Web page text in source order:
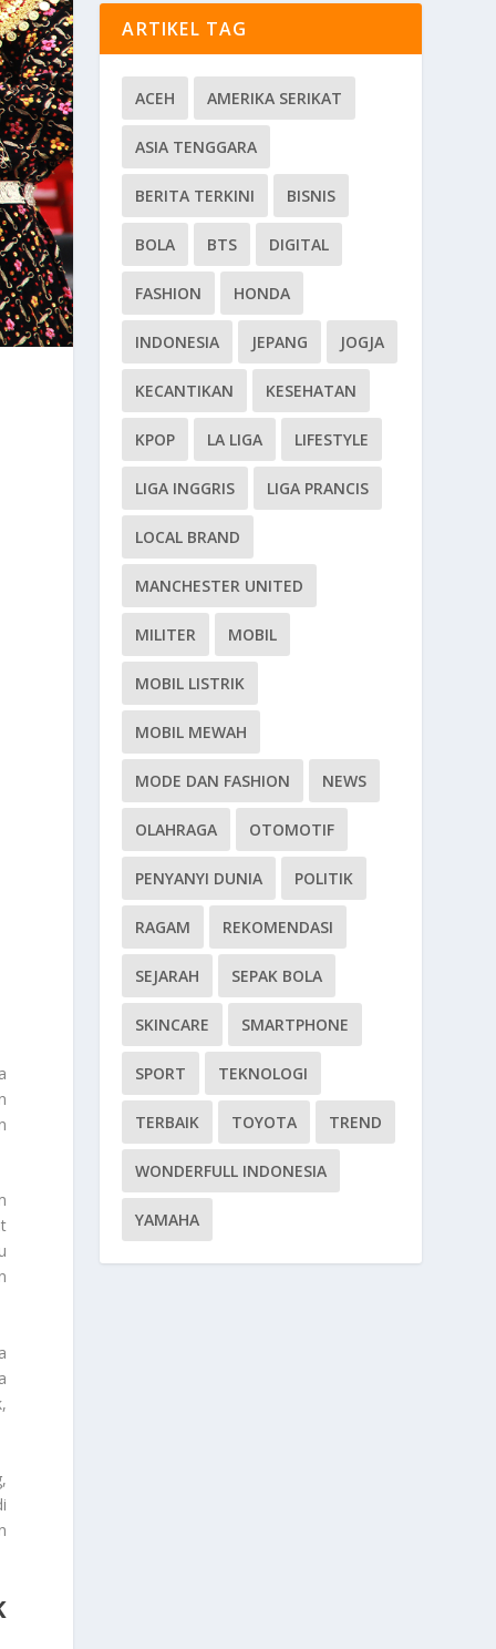
ARTIKEL TAG
ACEH AMERIKA SERIKAT
ASIA TENGGARA
BERITA TERKINI BISNIS
BOLA BTS DIGITAL
FASHION HONDA
INDONESIA JEPANG JOGJA
KECANTIKAN KESEHATAN
KPOP LA LIGA LIFESTYLE
LIGA INGGRIS LIGA PRANCIS
LOCAL BRAND
MANCHESTER UNITED
MILITER MOBIL
MOBIL LISTRIK
MOBIL MEWAH
MODE DAN FASHION NEWS
OLAHRAGA OTOMOTIF
PENYANYI DUNIA POLITIK
RAGAM REKOMENDASI
SEJARAH SEPAK BOLA
SKINCARE SMARTPHONE
SPORT TEKNOLOGI
TERBAIK TOYOTA TREND
WONDERFULL INDONESIA
YAMAHA